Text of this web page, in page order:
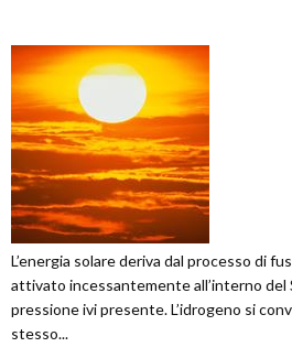
L’energia solare deriva dal processo di
attivato incessantemente all’interno del
pressione ivi presente. L’idrogeno si
stesso...